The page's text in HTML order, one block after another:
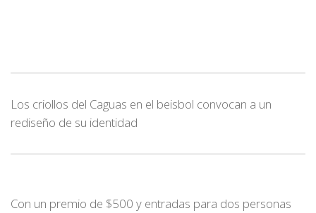
Los criollos del Caguas en el beisbol convocan a un
rediseño de su identidad
Con un premio de $500 y entradas para dos personas